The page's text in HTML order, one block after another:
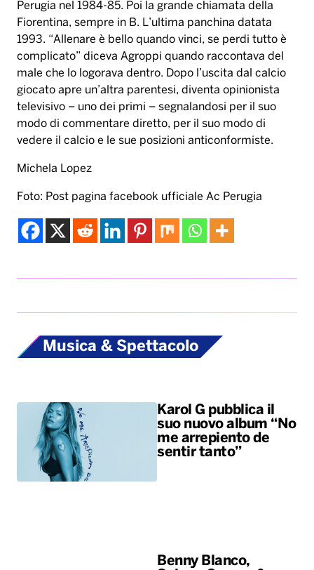
Perugia nel 1984-85. Poi la grande chiamata della
Fiorentina, sempre in B. L’ultima panchina datata
1993. “Allenare è bello quando vinci, se perdi tutto è
complicato” diceva Agroppi quando raccontava del
male che lo logorava dentro. Dopo l’uscita dal calcio
giocato apre un’altra parentesi, diventa opinionista
televisivo – uno dei primi – segnalandosi per il suo
modo di commentare diretto, per il suo modo di
vedere il calcio e le sue posizioni anticonformiste.
Michela Lopez
Foto: Post pagina facebook ufficiale Ac Perugia
Musica & Spettacolo
Karol G pubblica il
suo nuovo album “No
me arrepiento de
sentir tanto”
Benny Blanco,